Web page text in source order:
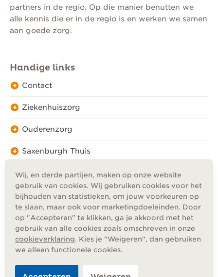
Wij, en derde partijen, maken op onze website
gebruik van cookies. Wij gebruiken cookies voor het
bijhouden van statistieken, om jouw voorkeuren op
te slaan, maar ook voor marketingdoeleinden. Door
op "Accepteren" te klikken, ga je akkoord met het
gebruik van alle cookies zoals omschreven in onze
cookieverklaring. Kies je "Weigeren", dan gebruiken
we alleen functionele cookies.
partners in de regio. Op die manier benutten we
alle kennis die er in de regio is en werken we samen
aan goede zorg.
Handige links
Contact
Ziekenhuiszorg
Ouderenzorg
Saxenburgh Thuis
Privacy
Cookies
Disclaimer
Algemene voorwaarden